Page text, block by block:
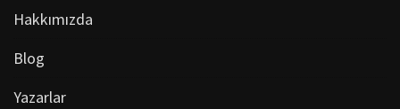
Hakkımızda
Blog
Yazarlar